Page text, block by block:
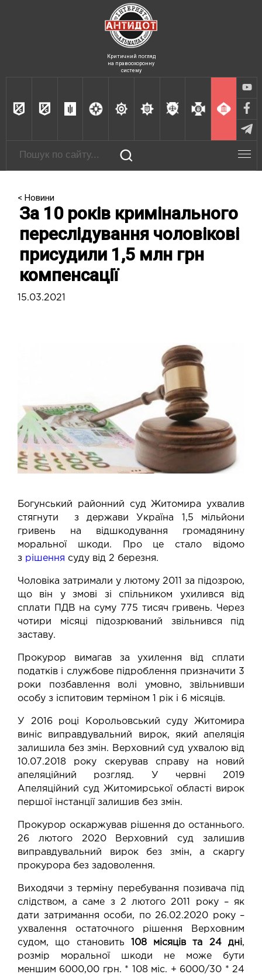
Критичний погляд
на правоохоронну
систему
< Новини
За 10 років кримінального
переслідування чоловікові
присудили 1,5 млн грн
компенсації
15.03.2021
Богунський районний суд Житомира ухвалив
стягнути з держави Україна 1,5 мільйони
гривень на відшкодування громадянину
моральної шкоди. Про це стало відомо
з рішення суду від 2 березня.
Чоловіка затримали у лютому 2011 за підозрою,
що він у змові зі спільником ухилився від
сплати ПДВ на суму 775 тисяч гривень. Через
чотири місяці підозрюваний звільнився під
заставу.
Прокурор вимагав за ухилення від сплати
податків і службове підроблення призначити 3
роки позбавлення волі умовно, звільнивши
особу з іспитовим терміном 1 рік і 6 місяців.
У 2016 році Корольовський суду Житомира
виніс виправдувальний вирок, який апеляція
залишила без змін. Верховний суд ухвалою від
10.07.2018 року скерував справу на новий
апеляційний розгляд. У червні 2019
Апеляційний суд Житомирської області вирок
першої інстанції залишив без змін.
Прокурор оскаржував рішення до останнього.
26 лютого 2020 Верховний суд залишив
виправдувальний вирок без змін, а скаргу
прокурора без задоволення.
Виходячи з терміну перебування позивача під
слідством, а саме з 2 лютого 2011 року – як
дати затримання особи, по 26.02.2020 року –
ухвалення остаточного рішення Верховним
судом, що становить 108 місяців та 24 дні,
розмір моральної шкоди не може бути
меншим 6000,00 грн. * 108 міс. + 6000/30 * 24